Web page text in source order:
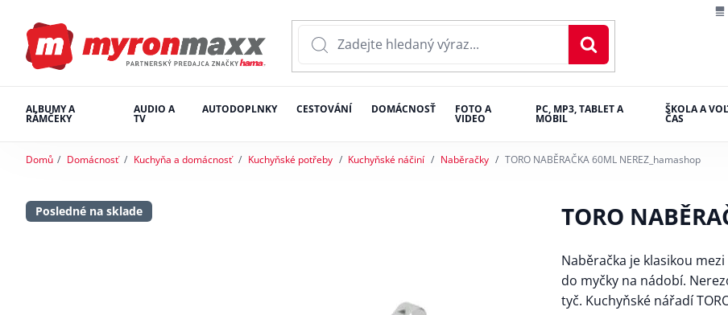
ALBUMY A
RÁMČEKY
AUDIO A
TV
AUTODOPLNKY CESTOVÁNÍ DOMÁCNOSŤ FOTO A
VIDEO
PC, MP3, TABLET A
MOBIL
ŠKOLA A
ČAS
Domů Domácnosť Kuchyňa a domácnosť Kuchyňské potřeby Kuchyňské náčiní Naběračky TORO NABĚRAČKA 60ML NEREZ_hamashop
Posledné na sklade TORO
Naběračka je klasikou
do myčky na nádobí.
tyč. Kuchyňské nářadí